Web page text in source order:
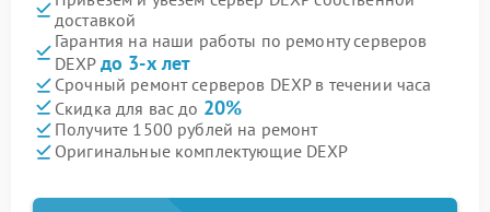
доставкой
Гарантия на наши работы по ремонту серверов
DEXP до 3-х лет
Срочный ремонт серверов DEXP в течении часа
Скидка для вас до 20%
Получите 1500 рублей на ремонт
Оригинальные комплектующие DEXP